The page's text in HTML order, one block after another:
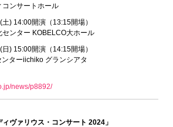
ンサートホール
) 14:00開演（13:15開場）
ンター KOBELCO大ホール
) 15:00開演（14:15開場）
ターiichiko グランシアタ
news/p8892/
ヴァリウス・コンサート 2024」